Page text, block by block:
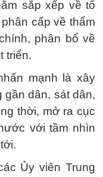
sắp xếp về tổ
cấp về thẩm
phân bổ về
triển.
mạnh là xây
dân, sát dân,
thời, mở ra cục
với tầm nhìn
Ủy viên Trung